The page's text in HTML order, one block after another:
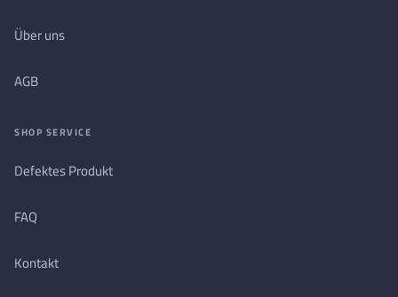
Über uns
AGB
SHOP SERVICE
Defektes Produkt
FAQ
Kontakt